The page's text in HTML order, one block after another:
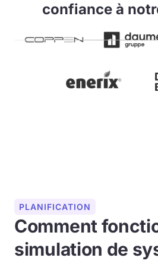
confiance à
PLANIFICATION
Comment
simulation de